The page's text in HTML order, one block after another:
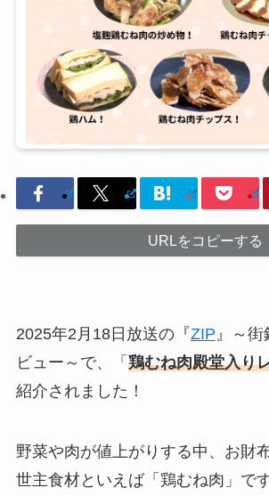
URLをコピーする
2025年2月18日放送の『ZIP』～街
ビュー～で、「 鶏むね肉殿堂入り
紹介されました！
野菜や肉が値上がりする中、お財
世主食材といえば「鶏むね肉」で